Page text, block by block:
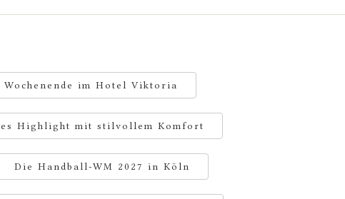
im Hotel Viktoria
Highlight mit stilvollem Komfort
Die Handball-WM 2027 in Köln